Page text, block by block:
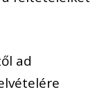
ad